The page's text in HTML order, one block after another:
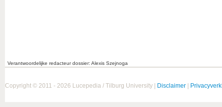
Verantwoordelijke redacteur dossier: Alexis Szejnoga
Copyright © 2011 - 2026 Lucepedia / Tilburg University | Disclaimer